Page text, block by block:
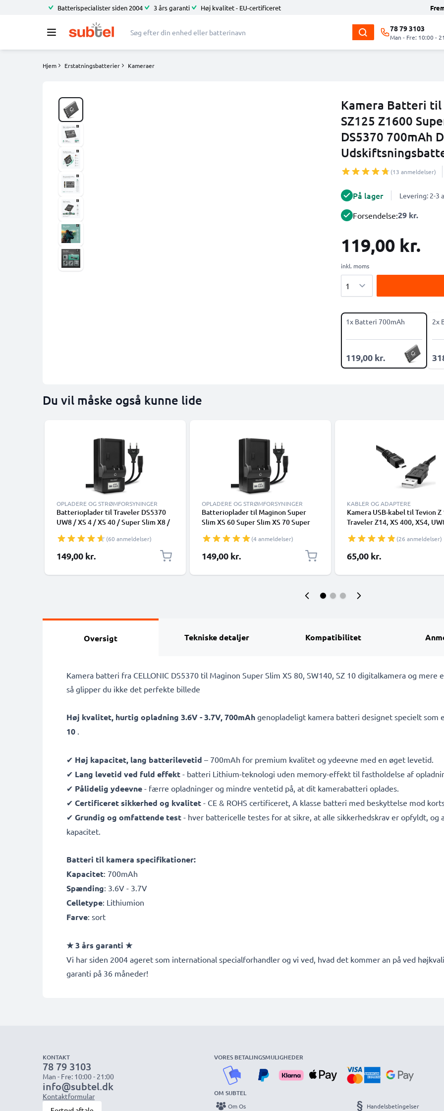
Batterispecialister siden 2004 3 års garanti Høj kvalitet - EU-certificeret
78 79 3103
Man - Fre: 10:00 -
Hjem Erstatningsbatterier Kameraer
Kamera Batteri til
SZ125 Z1600
DS5370 700mAh
(13 anmeldelser)
På lager Levering: 2-3
Forsendelse:29 kr.
119,00 kr.
inkl. moms
1x Batteri 700mAh
119,00 kr.
2x
Du vil måske også kunne lide
OPLADERE OG STRØMFORSYNINGER
Batterioplader til Traveler DS5370
UW8 / XS 4 / XS 40 / Super Slim X8 /
fra CELLONIC
(60 anmeldelser)
149,00 kr.
OPLADERE OG STRØMFORSYNINGER
Batterioplader til Maginon Super
Slim XS 60 Super Slim XS 70 Super
Z1600 Kamerabatteri fra CELLONIC
(4 anmeldelser)
149,00 kr.
KABLER OG ADAPTERE
Kamera USB-kabel til Tevion Z
Traveler Z14, XS 400, XS4,
Action Sports HD1 1.5m Hurtig
opladning af datakabel til
Opladerledning PVC - Sort
(26 anmeldelser)
65,00 kr.
Oversigt Tekniske detaljer Kompatibilitet
Kamera batteri fra CELLONIC DS5370 til Maginon Super Slim XS 80, SW140, SZ 10 digitalkamera og
så glipper du ikke det perfekte billede
Høj kvalitet, hurtig opladning 3.6V - 3.7V, 700mAh genopladeligt kamera batteri designet specielt som
10 .
✔ Høj kapacitet, lang batterilevetid – 700mAh for premium kvalitet og ydeevne med en øget levetid.
✔ Lang levetid ved fuld effekt - batteri Lithium-teknologi uden memory-effekt til fastholdelse af
✔ Pålidelig ydeevne - færre opladninger og mindre ventetid på, at dit kamerabatteri oplades.
✔ Certificeret sikkerhed og kvalitet - CE & ROHS certificeret, A klasse batteri med beskyttelse mod
✔ Grundig og omfattende test - hver battericelle testes for at sikre, at alle sikkerhedskrav er opfyldt,
kapacitet.
Batteri til kamera specifikationer:
Kapacitet: 700mAh
Spænding: 3.6V - 3.7V
Celletype: Lithiumion
Farve: sort
★ 3 års garanti ★
Vi har siden 2004 ageret som international specialforhandler og vi ved, hvad det kommer an på ved
garanti på 36 måneder!
KONTAKT
78 79 3103
Man - Fre: 10:00 - 21:00
info@subtel.dk
Kontaktformular
VORES BETALINGSMULIGHEDER
OM SUBTEL
Om Os Handelsbetingelser